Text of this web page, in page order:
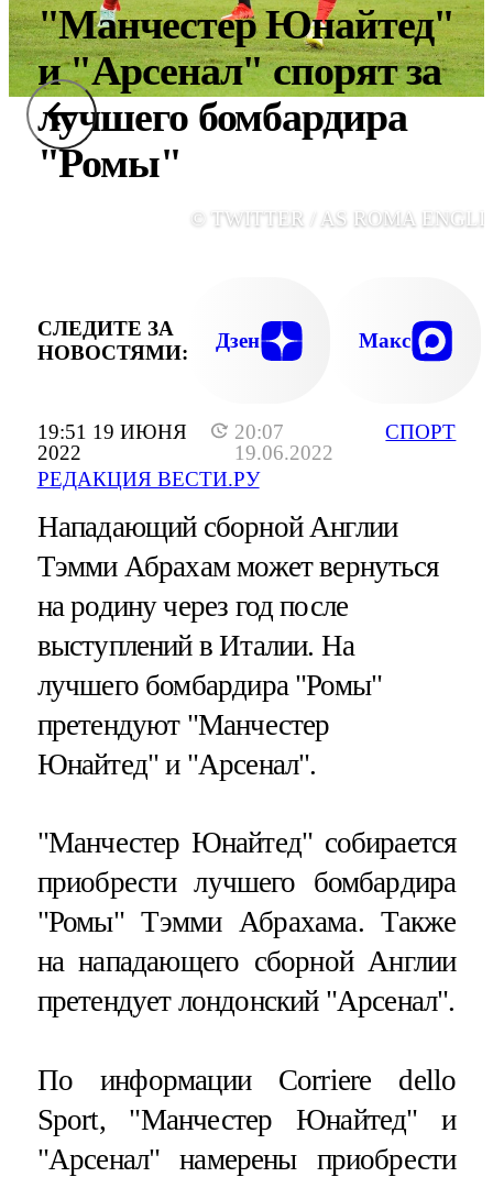
19:51 19 ИЮНЯ
2022
20:07
19.06.2022
РЕДАКЦИЯ ВЕСТИ.РУ
СПОРТ
"Манчестер Юнайтед"
и "Арсенал" спорят за
лучшего бомбардира
"Ромы"
© TWITTER / AS ROMA
СЛЕДИТЕ ЗА
НОВОСТЯМИ:
Дзен Макс
Нападающий сборной Англии
Тэмми Абрахам может вернуться
на родину через год после
выступлений в Италии. На
лучшего бомбардира "Ромы"
претендуют "Манчестер
Юнайтед" и "Арсенал".
"Манчестер Юнайтед" собирается
приобрести лучшего бомбардира
"Ромы" Тэмми Абрахама. Также
на нападающего сборной Англии
претендует лондонский "Арсенал".
По информации Corriere dello
Sport, "Манчестер Юнайтед" и
"Арсенал" намерены приобрести